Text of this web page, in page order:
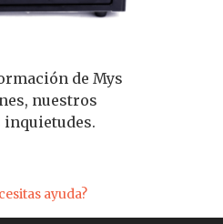
de Mys
nuestros
inquietudes.
ayuda?